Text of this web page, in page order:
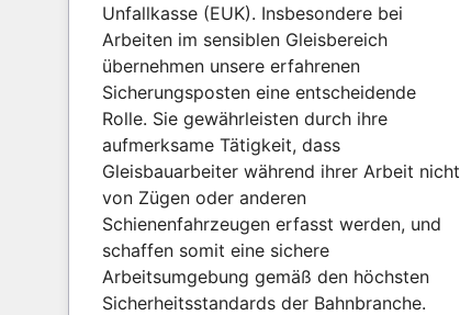
Unfallkasse (EUK). Insbesondere bei
Arbeiten im sensiblen Gleisbereich
übernehmen unsere erfahrenen
Sicherungsposten eine entscheidende
Rolle. Sie gewährleisten durch ihre
aufmerksame Tätigkeit, dass
Gleisbauarbeiter während ihrer Arbeit nicht
von Zügen oder anderen
Schienenfahrzeugen erfasst werden, und
schaffen somit eine sichere
Arbeitsumgebung gemäß den höchsten
Sicherheitsstandards der Bahnbranche.